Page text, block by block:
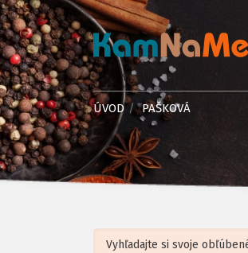
ÚVOD PAŠKOVÁ